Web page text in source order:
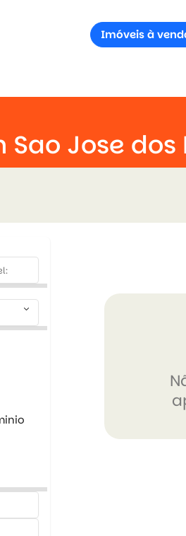
Imóveis à
Sao Jose dos
keyboard_arrow_down